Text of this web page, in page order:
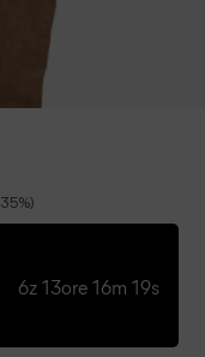
6z 13ore 16m 18s